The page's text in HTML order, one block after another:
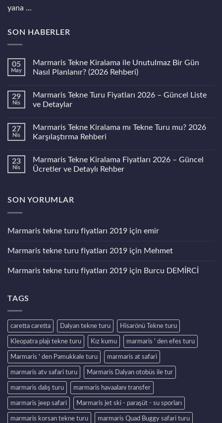
yana ...
SON HABERLER
05
May
Marmaris Tekne Kiralama ile Unutulmaz Bir Gün
Nasıl Planlanır? (2026 Rehberi)
Marmaris
Tekne
Kiralama
Bir
Gün
Nasıl
Rehberi)
29
Nis
Marmaris Tekne Turu Fiyatları 2026 – Güncel Liste
ve Detaylar
Marmaris
Tekne
Turu
–
Güncel
Liste
27
Nis
Marmaris Tekne Kiralama mı Tekne Turu mu? 2026
Karşılaştırma Rehberi
Marmaris
Tekne
Kiralama
mu?
23
Nis
Marmaris Tekne Kiralama Fiyatları 2026 – Güncel
Ücretler ve Detaylı Rehber
Tekne
Güncel
Detaylı
SON YORUMLAR
Marmaris tekne turu fiyatları 2019 için emir
Marmaris tekne turu fiyatları 2019 için Mehmet
Marmaris tekne turu fiyatları 2019 için Burcu DEMİRCİ
TAGS
caretta caretta Dalyan tekne turu Hisarönü Tekne turu
Kleopatra plajı tekne turu Kız kumu marmaris ' den efes turu
Marmaris ' den Pamukkale turu marmaris at safari
marmaris atv safari turu Marmaris Dalyan otobüs ile tur
marmaris dalış turu marmaris havaalanı transfer
marmaris jeep safari Marmaris jet ski - paraşüt - su sporları
marmaris korsan tekne turu marmaris Quad Buggy safari turu